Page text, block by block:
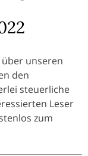
unseren
den
steuerliche
Leser
zum